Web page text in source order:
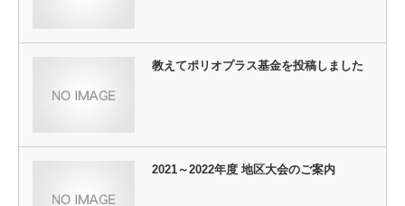
教えてポリオプラス基金を投稿しました
2021～2022年度 地区大会のご案内